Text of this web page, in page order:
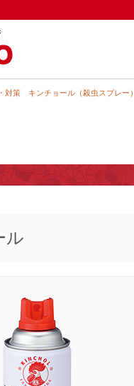
対策 キンチョール（殺虫スプレー）
ル